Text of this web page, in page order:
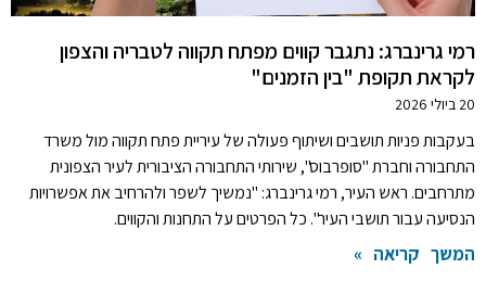
רמי גרינברג: נתגבר קווים מפתח תקווה לטבריה והצפון
לקראת תקופת "בין הזמנים"
20 ביולי 2026
בעקבות פניות תושבים ושיתוף פעולה של עיריית פתח תקווה מול משרד
התחבורה וחברת "סופרבוס", שירותי התחבורה הציבורית לעיר הצפונית
מתרחבים. ראש העיר, רמי גרינברג: "נמשיך לשפר ולהרחיב את אפשרויות
הנסיעה עבור תושבי העיר". כל הפרטים על התחנות והקווים.
המשך קריאה »